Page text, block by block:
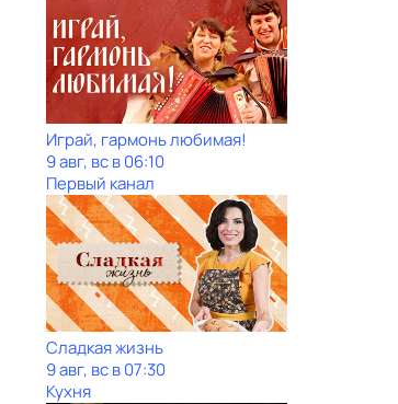
Играй, гармонь любимая!
9 авг, вс в 06:10
Первый канал
Сладкая жизнь
9 авг, вс в 07:30
Кухня